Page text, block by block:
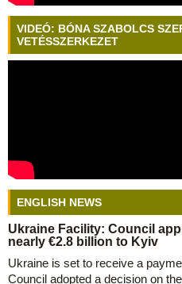
VIDEÓ: BÓNA SZABOLCS
VETÉSSZERKEZET
ENGLISH NEWS
Ukraine Facility: Council
nearly €2.8 billion to Kyiv
Ukraine is set to receive a
Council adopted a decision on